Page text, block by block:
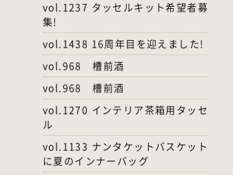
vol.1237 タッセルキット希望者募
集!
vol.1438 16周年目を迎えました!
vol.968 槽前酒
vol.968 槽前酒
vol.1270 インテリア茶箱用タッセ
ル
vol.1133 ナンタケットバスケット
に夏のインナーバッグ